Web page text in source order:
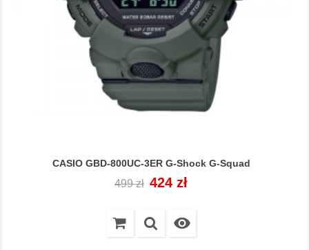
CASIO GBD-800UC-3ER G-Shock G-Squad
Cena
499 zł Cena
424 zł
